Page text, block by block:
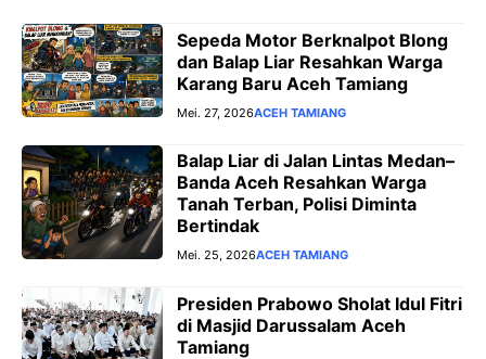
Sepeda Motor Berknalpot Blong
dan Balap Liar Resahkan Warga
Karang Baru Aceh Tamiang
Mei. 27, 2026ACEH TAMIANG
Balap Liar di Jalan Lintas Medan–
Banda Aceh Resahkan Warga
Tanah Terban, Polisi Diminta
Bertindak
Mei. 25, 2026ACEH TAMIANG
Presiden Prabowo Sholat Idul Fitri
di Masjid Darussalam Aceh
Tamiang